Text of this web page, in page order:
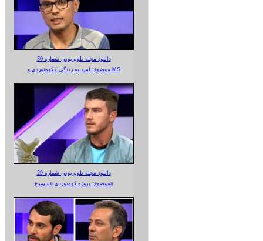
دانلود مجله تلویزیونی شماره 30
موضوع: امید به زندگی / کوه‌نوردی و MS
دانلود مجله تلویزیونی شماره 29
موضوع: پروژه کوه‌نوردی «سیمرغ»